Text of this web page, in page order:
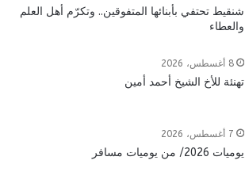
شنقيط تحتفي بأبنائها المتفوقين.. وتكرّم أهل العلم
والعطاء
8 أغسطس، 2026
تهنئة للأخ الشيخ أحمد أمين
7 أغسطس، 2026
يوميات 2026/ من يوميات مسافر